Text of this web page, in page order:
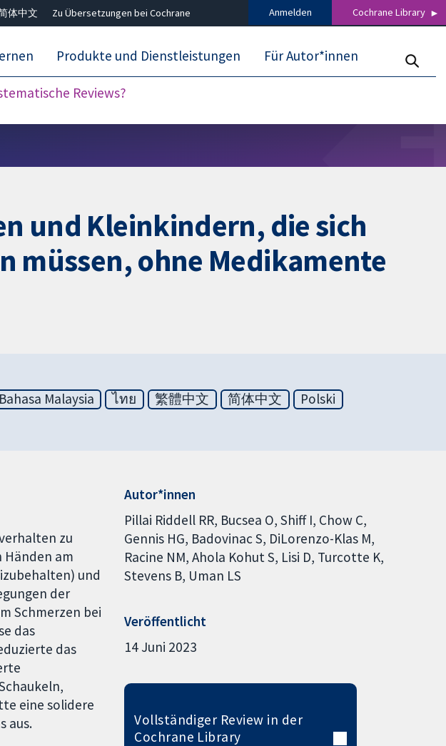
体中文 Zu Übersetzungen bei Cochrane Anmelden Cochrane Library
Reviews?
Produkte und Dienstleistungen Für Autor*innen
und Kleinkindern, die sich
müssen, ohne Medikamente
Bahasa Malaysia ไทย 繁體中文 简体中文
Polski
zu
am
und
der
Schmerzen bei
das
das
eine solidere
aus.
Autor*innen
Pillai Riddell RR Bucsea O Shiff I Chow C
Gennis HG Badovinac S DiLorenzo-Klas M
Racine NM Ahola Kohut S Lisi D Turcotte K
Stevens B Uman LS
Veröffentlicht
14 Juni 2023
Vollständiger Review in der
Cochrane Library